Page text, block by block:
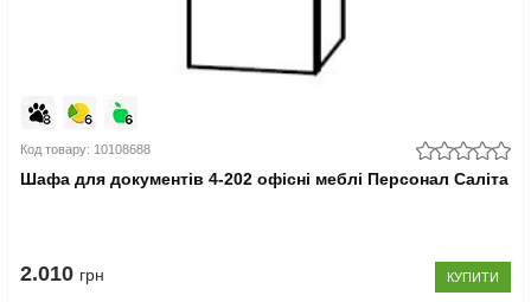
Код товару: 10108688
Шафа для документів 4-202 офісні меблі Персонал Саліта
2.010 грн КУПИТИ